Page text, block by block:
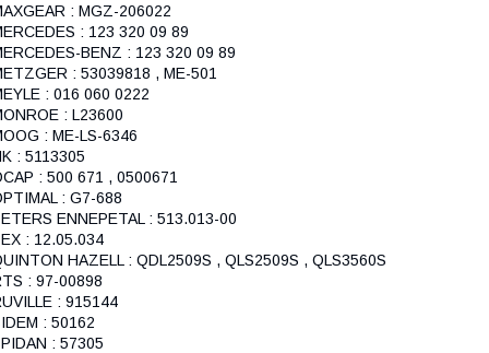
: MGZ-206022
: 123 320 09 89
BENZ : 123 320 09 89
: 53039818 , ME-501
: 016 060 0222
: L23600
: ME-LS-6346
: 5113305
: 500 671 , 0500671
: G7-688
ENNEPETAL : 513.013-00
: 12.05.034
HAZELL : QDL2509S , QLS2509S , QLS3560S
: 97-00898
: 915144
: 50162
: 57305